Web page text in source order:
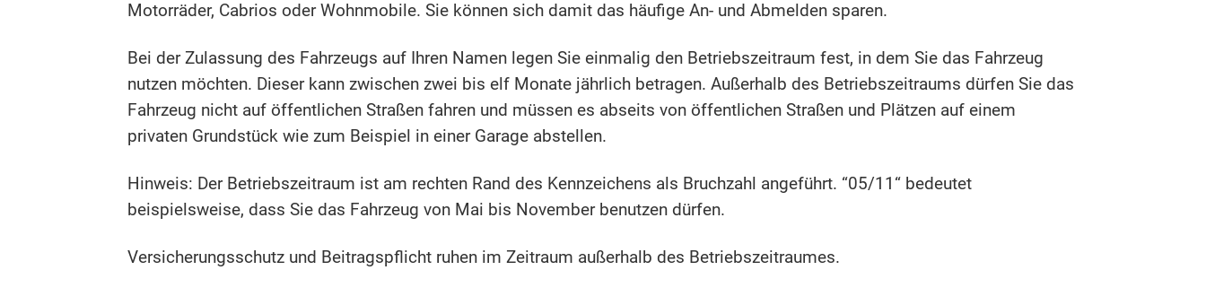
Motorräder, Cabrios oder Wohnmobile. Sie können sich damit das häufige An- und Abmelden sparen.
Bei der Zulassung des Fahrzeugs auf Ihren Namen legen Sie einmalig den Betriebszeitraum fest, in dem Sie das Fahrzeug
nutzen möchten. Dieser kann zwischen zwei bis elf Monate jährlich betragen. Außerhalb des Betriebszeitraums dürfen Sie das
Fahrzeug nicht auf öffentlichen Straßen fahren und müssen es abseits von öffentlichen Straßen und Plätzen auf einem
privaten Grundstück wie zum Beispiel in einer Garage abstellen.
Hinweis: Der Betriebszeitraum ist am rechten Rand des Kennzeichens als Bruchzahl angeführt. “05/11“ bedeutet
beispielsweise, dass Sie das Fahrzeug von Mai bis November benutzen dürfen.
Versicherungsschutz und Beitragspflicht ruhen im Zeitraum außerhalb des Betriebszeitraumes.